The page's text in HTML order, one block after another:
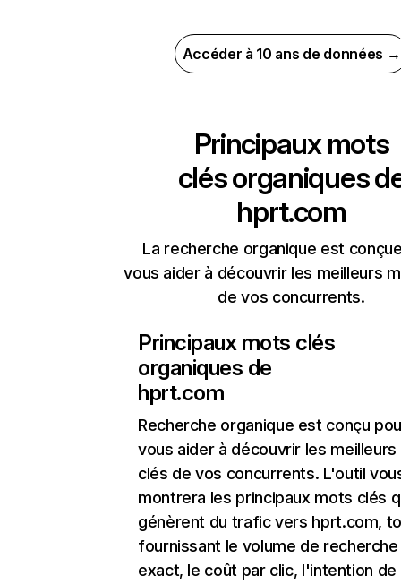
Accéder à 10 ans de données →
Principaux mots
clés organiques
hprt.com
La recherche organique est
vous aider à découvrir les meilleurs
de vos concurrents.
Principaux mots clés
organiques de
hprt.com
Recherche organique est conçu
vous aider à découvrir les
clés de vos concurrents. L'outil
montrera les principaux mots clés
génèrent du trafic vers hprt.com,
fournissant le volume de recherche
exact, le coût par clic, l'intention de